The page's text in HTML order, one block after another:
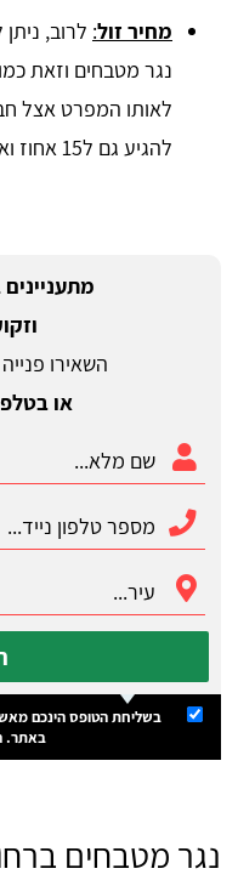
מחיר זול: לרוב,
נגר מטבחים וזאת
לאותו המפרט אצל
להגיע גם ל15 אחוז ואף יותר.
השאירו
או
בשליחת הטופס הינכם
באתר.
נגר מטבחים